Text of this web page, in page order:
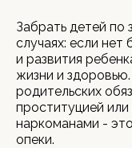
Забрать детей по
случаях: если нет
и развития
жизни и
родительских
проституцией или
наркоманами -
опеки.